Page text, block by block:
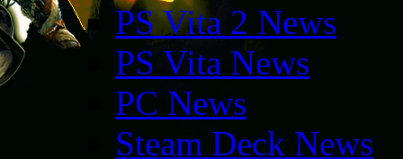
PS Vita 2 News
PS Vita News
PC News
Steam Deck News